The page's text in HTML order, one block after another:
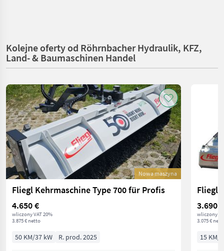
Kolejne oferty od Röhrnbacher Hydraulik, KFZ,
Land- & Baumaschinen Handel
Nowa maszyna
Fliegl Kehrmaschine Type 700 für Profis
4.650 €
wliczony VAT 20%
3.875 € netto
50 KM/37 kW R. prod. 2025
Fliegl
3.690 €
wliczony
3.075 €
15 KM/